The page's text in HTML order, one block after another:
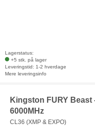
Lagerstatus:
+5 stk. på lager
Leveringstid: 1-2 hverdage
Mere leveringsinfo
Kingston FURY Beast
6000MHz
CL36 (XMP & EXPO)